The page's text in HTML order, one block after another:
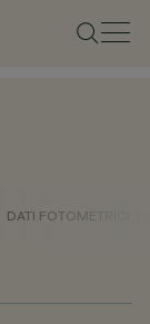
DATI FOTOMETRICI